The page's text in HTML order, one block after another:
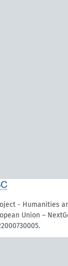
- Humanities
Union –